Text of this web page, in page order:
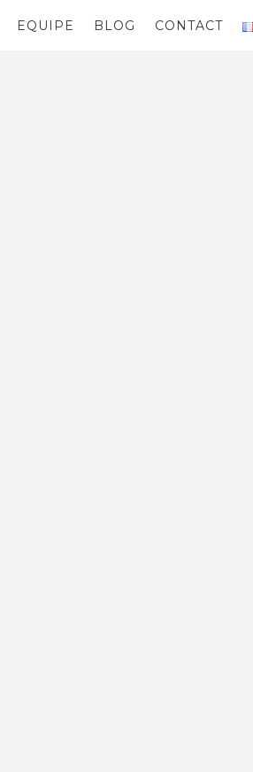
EQUIPE BLOG CONTACT